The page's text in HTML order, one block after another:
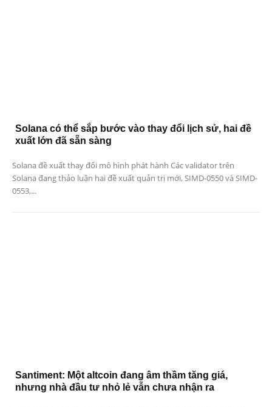
Solana có thể sắp bước vào thay đổi lịch sử, hai đề
xuất lớn đã sẵn sàng
Solana đề xuất thay đổi mô hình phát hành Các validator trên
Solana đang thảo luận hai đề xuất quản trị mới, SIMD-0550 và SIMD-
0553,...
Santiment: Một altcoin đang âm thầm tăng giá,
nhưng nhà đầu tư nhỏ lẻ vẫn chưa nhận ra